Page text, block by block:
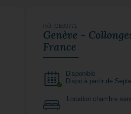
Réf. GE00771
Genève -
France
Disponible
Dispo à partir de
Location chambre